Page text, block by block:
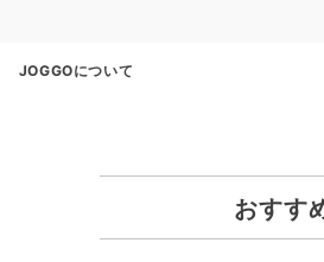
JOGGOについて
おすす